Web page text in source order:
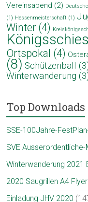
Vereinsabend (2)
(1) Hessenmeisterschaft (1)
Winter (4)
Ortspokal (4)
(8) Schützenball
Winterwanderung
Top Downloads
SSE-100Jahre-
SVE
Winterwanderung 2021
2020 Saugrillen A4 Flyer
Einladung JHV 2020